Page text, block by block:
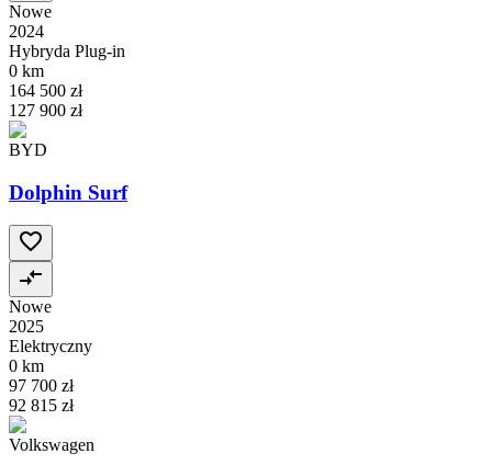
Nowe
2024
Hybryda Plug-in
0 km
164 500 zł
127 900 zł
BYD
Dolphin Surf
Nowe
2025
Elektryczny
0 km
97 700 zł
92 815 zł
Volkswagen